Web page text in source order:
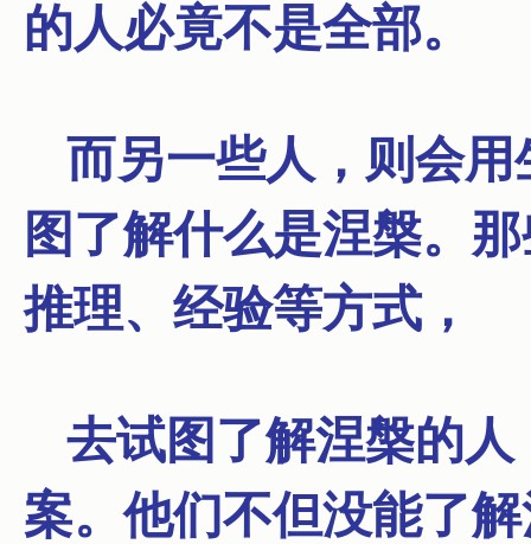
的人必竟不是全部。
而另一些人，则会
图了解什么是涅槃。
推理、经验等方式，
去试图了解涅槃的
案。他们不但没能了